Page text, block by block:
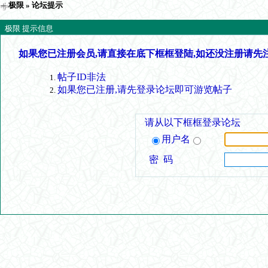
极限 » 论坛提示
极限 提示信息
如果您已注册会员,请直接在底下框框登陆,如还没注册请先
帖子ID非法
如果您已注册,请先登录论坛即可游览帖子
请从以下框框登录论坛
用户名
密 码